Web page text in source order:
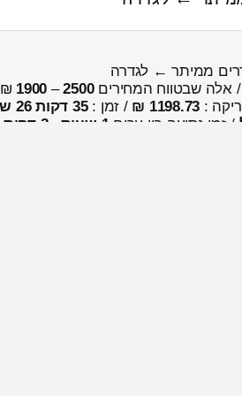
אלה שבטווח המחירים2500
–
1900
₪
:
1198.73 ₪ / זמן :35 דקות 26 שניות
/ זמן נסיעה בין ערים 1 שעות , 2 דקות